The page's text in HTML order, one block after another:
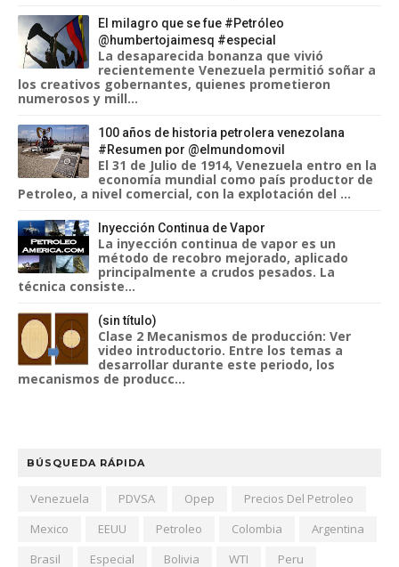
El milagro que se fue #Petróleo
@humbertojaimesq #especial
La desaparecida bonanza que vivió
recientemente Venezuela permitió soñar a
los creativos gobernantes, quienes prometieron
numerosos y mill...
100 años de historia petrolera venezolana
#Resumen por @elmundomovil
El 31 de Julio de 1914, Venezuela entro en la
economía mundial como país productor de
Petroleo, a nivel comercial, con la explotación del ...
Inyección Continua de Vapor
La inyección continua de vapor es un
método de recobro mejorado, aplicado
principalmente a crudos pesados. La
técnica consiste...
(sin título)
Clase 2 Mecanismos de producción: Ver
video introductorio. Entre los temas a
desarrollar durante este periodo, los
mecanismos de producc...
BÚSQUEDA RÁPIDA
Venezuela PDVSA Opep
Precios Del Petroleo
Mexico
EEUU Petroleo Colombia
Argentina
Brasil
Especial Bolivia WTI
Peru